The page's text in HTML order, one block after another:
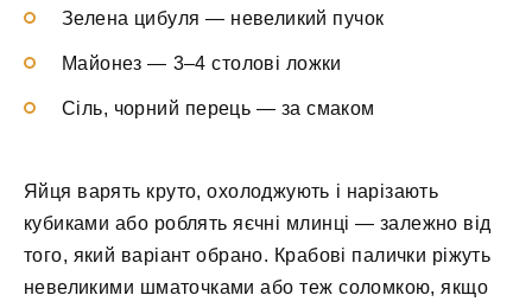
Зелена цибуля — невеликий пучок
Майонез — 3–4 столові ложки
Сіль, чорний перець — за смаком
Яйця варять круто, охолоджують і нарізають
кубиками або роблять яєчні млинці — залежно від
того, який варіант обрано. Крабові палички ріжуть
невеликими шматочками або теж соломкою, якщо